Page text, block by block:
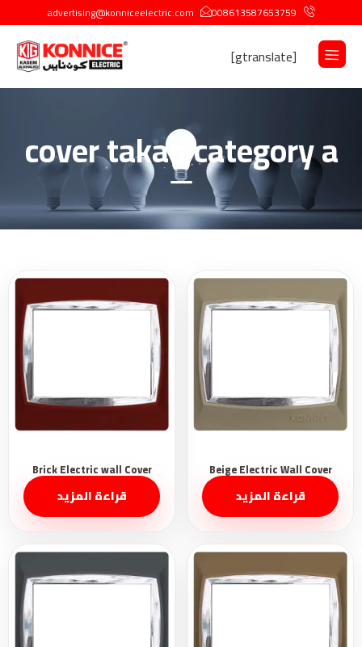
008613587653759
advertising@konniceelectric.com
[gtranslate]
cover takao category a
قراءة المزيد قراءة المزيد